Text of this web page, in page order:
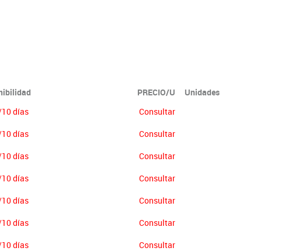
PRECIO/U
Unidades
días
Consultar
días
Consultar
días
Consultar
días
Consultar
días
Consultar
días
Consultar
días
Consultar